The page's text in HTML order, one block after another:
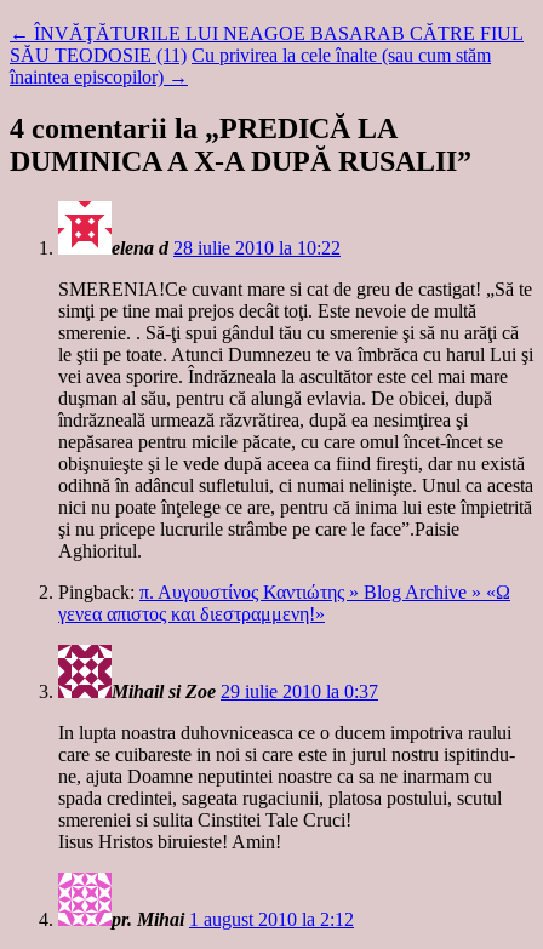
← ÎNVĂŢĂTURILE LUI NEAGOE BASARAB CĂTRE FIUL
SĂU TEODOSIE (11) Cu privirea la cele înalte (sau cum stăm
înaintea episcopilor) →
4 comentarii la „PREDICĂ LA
DUMINICA A X-A DUPĂ RUSALII”
elena d 28 iulie 2010 la 10:22
SMERENIA!Ce cuvant mare si cat de greu de castigat! „Să te
simţi pe tine mai prejos decât toţi. Este nevoie de multă
smerenie. . Să-ţi spui gândul tău cu smerenie şi să nu arăţi că
le ştii pe toate. Atunci Dumnezeu te va îmbrăca cu harul Lui şi
vei avea sporire. Îndrăzneala la ascultător este cel mai mare
duşman al său, pentru că alungă evlavia. De obicei, după
îndrăzneală urmează răzvrătirea, după ea nesimţirea şi
nepăsarea pentru micile păcate, cu care omul încet-încet se
obişnuieşte şi le vede după aceea ca fiind fireşti, dar nu există
odihnă în adâncul sufletului, ci numai nelinişte. Unul ca acesta
nici nu poate înţelege ce are, pentru că inima lui este împietrită
şi nu pricepe lucrurile strâmbe pe care le face”.Paisie
Aghioritul.
Pingback: π. Αυγουστίνος Καντιώτης » Blog Archive » «Ω
γενεα απιστος και διεστραμμενη!»
Mihail si Zoe 29 iulie 2010 la 0:37
In lupta noastra duhovniceasca ce o ducem impotriva raului
care se cuibareste in noi si care este in jurul nostru ispitindu-
ne, ajuta Doamne neputintei noastre ca sa ne inarmam cu
spada credintei, sageata rugaciunii, platosa postului, scutul
smereniei si sulita Cinstitei Tale Cruci!
Iisus Hristos biruieste! Amin!
pr. Mihai 1 august 2010 la 2:12